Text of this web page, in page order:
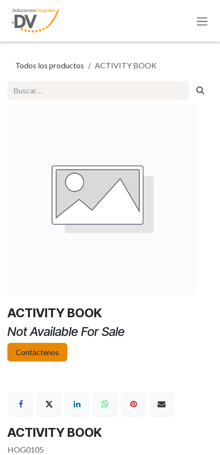
Todos los productos ACTIVITY BOOK
ACTIVITY BOOK
Not Available For Sale
Contáctenos
ACTIVITY BOOK
HOG0105